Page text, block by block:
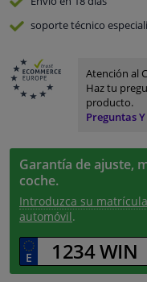
soporte técnico
Atención al
Haz tu
producto.
Preguntas
Garantía de ajuste,
coche.
Introduzca su matrícula
automóvil.